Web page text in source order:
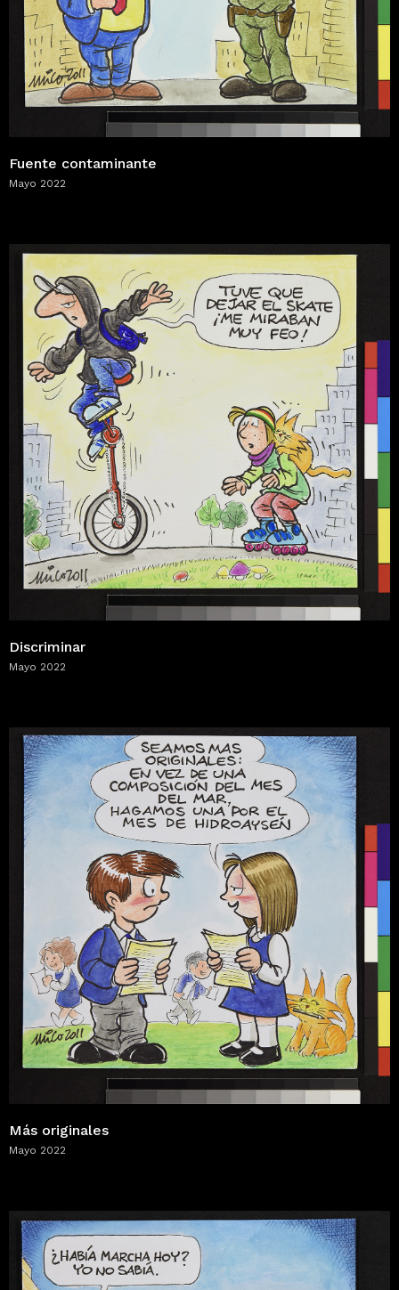
Fuente contaminante
Mayo 2022
Discriminar
Mayo 2022
Más originales
Mayo 2022